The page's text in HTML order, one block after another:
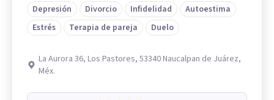
Depresión
Divorcio Infidelidad
Autoestima
Estrés
Terapia de pareja Duelo
La Aurora 36, Los Pastores, 53340 Naucalpan de Juárez,
Méx.